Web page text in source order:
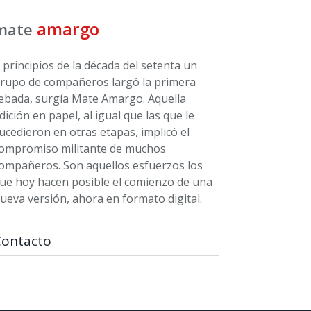
amargo
principios de la década del setenta un
de compañeros largó la primera
surgía Mate Amargo. Aquella
en papel, al igual que las que le
en otras etapas, implicó el
militante de muchos
Son aquellos esfuerzos los
hoy hacen posible el comienzo de una
versión, ahora en formato digital.